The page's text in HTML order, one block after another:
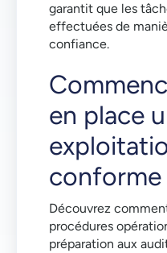
garantit que les
effectuées de
confiance.
en place
conforme
Découvrez
procédures
préparation aux